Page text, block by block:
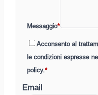
Messaggio*
Acconsento al
le condizioni espresse
policy.*
Email